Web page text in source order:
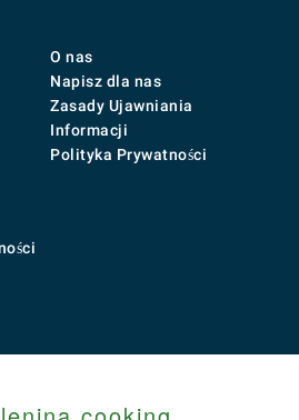
O nas
Napisz dla nas
Zasady Ujawniania
Informacji
Polityka Prywatności